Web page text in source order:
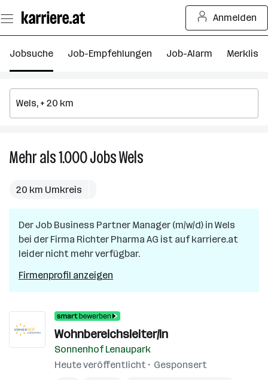
Seiteninhalt
springen
Anmelden
Jobsuche Job-Empfehlungen Job-Alarm Merkliste
Mehr als 1.000JobsWels
in
Wels
20 km Umkreis
Der Job Business Partner Manager (m/w/d) in Wels
bei der Firma Richter Pharma AG ist auf karriere.at
leider nicht mehr verfügbar.
Firmenprofil anzeigen
Wohnbereichsleiter/in
Sonnenhof Lenaupark
Heute veröffentlicht
Gesponsert